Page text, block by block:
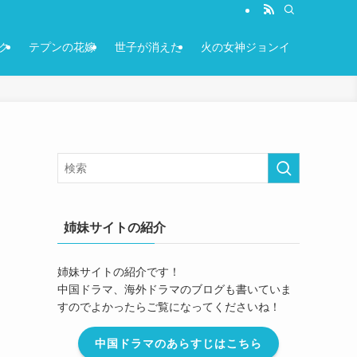
テプンの花嫁 世子が消えた 火の女神ジョンイ
姉妹サイトの紹介
姉妹サイトの紹介です！
中国ドラマ、海外ドラマのブログも書いていま
すのでよかったらご覧になってくださいね！
中国ドラマのあらすじはこちら